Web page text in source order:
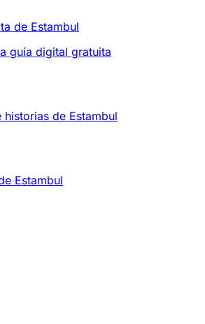
de Estambul
guía digital gratuita
historias de Estambul
Estambul